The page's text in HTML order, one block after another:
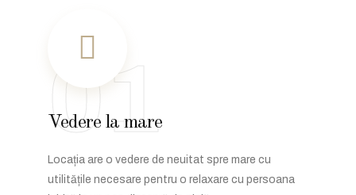
Vedere la mare
Locația are o vedere de neuitat spre mare cu
utilitățile necesare pentru o relaxare cu persoana
01